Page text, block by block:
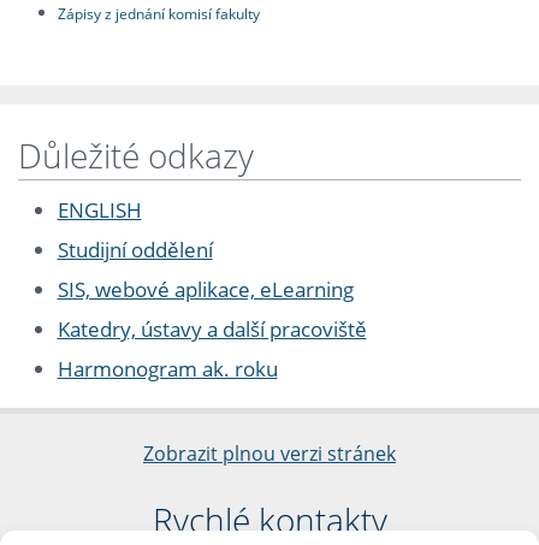
Zápisy z jednání komisí fakulty
Důležité odkazy
ENGLISH
Studijní oddělení
SIS, webové aplikace, eLearning
Katedry, ústavy a další pracoviště
Harmonogram ak. roku
Zobrazit plnou verzi stránek
Rychlé kontakty